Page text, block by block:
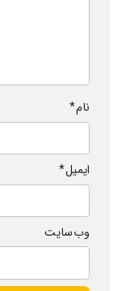
نام*
ایمیل*
وب‌ سایت